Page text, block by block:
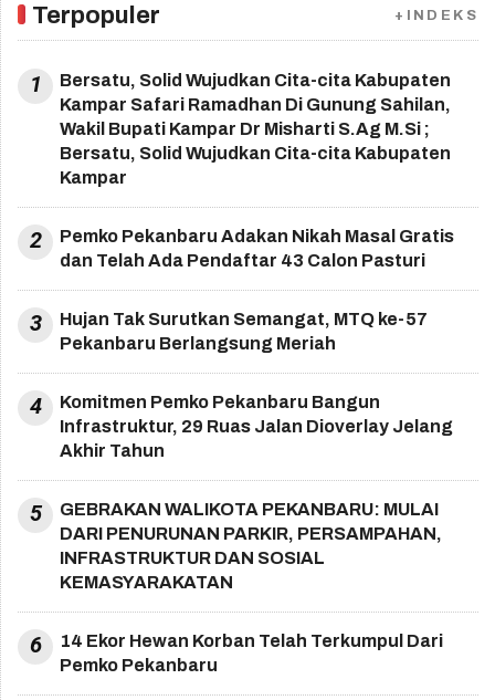
Terpopuler +INDEKS
1
Bersatu, Solid Wujudkan Cita-cita Kabupaten
Kampar Safari Ramadhan Di Gunung Sahilan,
Wakil Bupati Kampar Dr Misharti S.Ag M.Si ;
Bersatu, Solid Wujudkan Cita-cita Kabupaten
Kampar
2
Pemko Pekanbaru Adakan Nikah Masal Gratis
dan Telah Ada Pendaftar 43 Calon Pasturi
3
Hujan Tak Surutkan Semangat, MTQ ke-57
Pekanbaru Berlangsung Meriah
4
Komitmen Pemko Pekanbaru Bangun
Infrastruktur, 29 Ruas Jalan Dioverlay Jelang
Akhir Tahun
5
GEBRAKAN WALIKOTA PEKANBARU: MULAI
DARI PENURUNAN PARKIR, PERSAMPAHAN,
INFRASTRUKTUR DAN SOSIAL
KEMASYARAKATAN
6
14 Ekor Hewan Korban Telah Terkumpul Dari
Pemko Pekanbaru